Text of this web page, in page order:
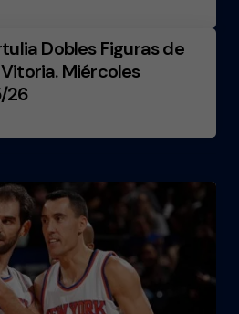
Dobles Figuras de
Miércoles
26